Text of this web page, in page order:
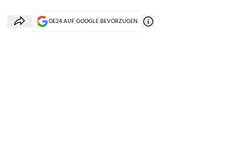
OE24 AUF GOOGLE BEVORZUGEN